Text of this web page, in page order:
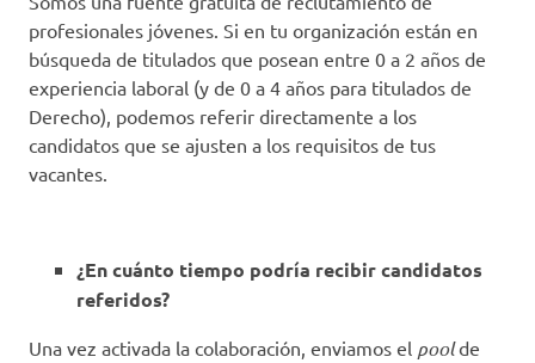
profesionales jóvenes. Si en tu organización están en
búsqueda de titulados que posean entre 0 a 2 años de
experiencia laboral (y de 0 a 4 años para titulados de
Derecho), podemos referir directamente a los
candidatos que se ajusten a los requisitos de tus
vacantes.
¿En cuánto tiempo podría recibir candidatos
referidos?
Una vez activada la colaboración, enviamos el poolde